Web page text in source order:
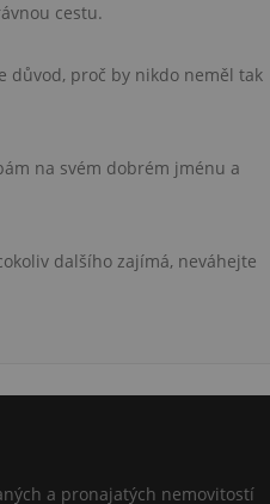
cestu.
důvod, proč by nikdo neměl tak
na svém dobrém jménu a
dalšího zajímá, neváhejte
a pronajatých nemovitostí